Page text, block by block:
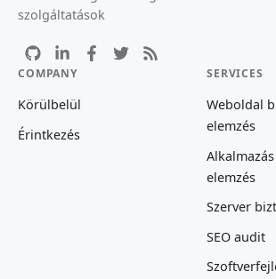
szolgáltatások
COMPANY
Körülbelül
Érintkezés
SERVICES
Weboldal
elemzés
elemzés
Szerver
SEO audit